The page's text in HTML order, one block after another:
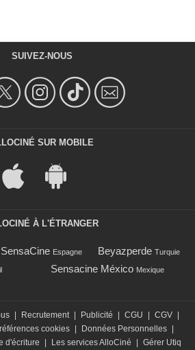
SUIVEZ-NOUS
SUR MOBILE
À L'ÉTRANGER
SensaCine Espagne Beyazperde Turquie
Sensacine México Mexique
| Recrutement | Publicité | CGU | CGV |
cookies | Données Personnelles |
d'écriture | Les services AlloCiné | Gérer Utiq